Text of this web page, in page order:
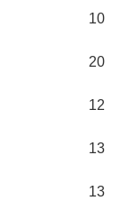
10
20
12
13
13